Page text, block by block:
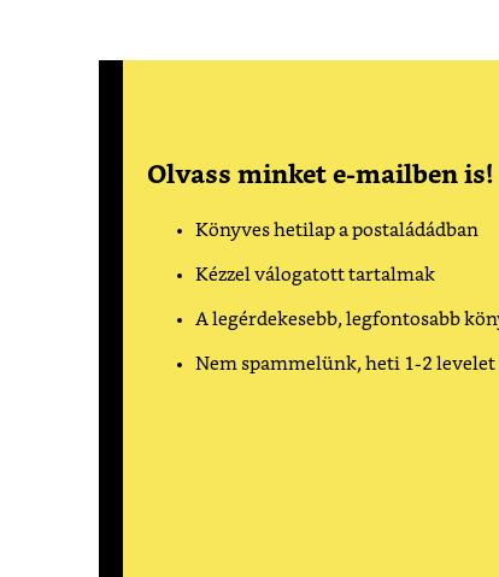
Olvass minket e-mailben is!
Könyves hetilap a postaládádban
Kézzel válogatott tartalmak
A legérdekesebb, legfontosabb
Nem spammelünk, heti 1-2